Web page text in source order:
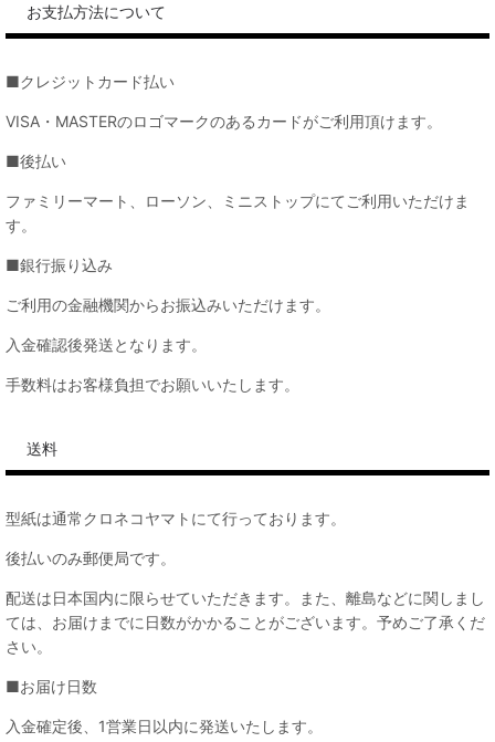
お支払方法について
■クレジットカード払い
VISA・MASTERのロゴマークのあるカードがご利用頂けます。
■後払い
ファミリーマート、ローソン、ミニストップにてご利用いただけま
す。
■銀行振り込み
ご利用の金融機関からお振込みいただけます。
入金確認後発送となります。
手数料はお客様負担でお願いいたします。
送料
型紙は通常クロネコヤマトにて行っております。
後払いのみ郵便局です。
配送は日本国内に限らせていただきます。また、離島などに関しまし
ては、お届けまでに日数がかかることがございます。予めご了承くだ
さい。
■お届け日数
入金確定後、1営業日以内に発送いたします。